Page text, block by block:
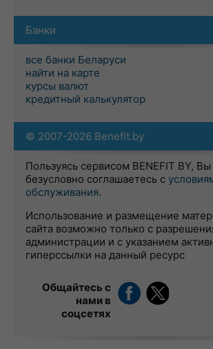
Банки
все банки Беларуси
найти на карте
курсы валют
кредитный калькулятор
© 2007-2026 Benefit.by
Пользуясь сервисом BENEFIT BY, Вы
безусловно соглашаетесь с
обслуживания.
Использование и размещение
сайта возможно только с
администрации и с указанием
гиперссылки на данный ресурс
Общайтесь с
нами в
соцсетях